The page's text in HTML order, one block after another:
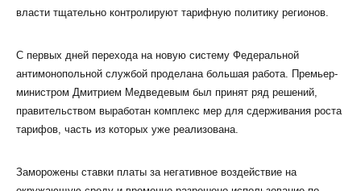
власти тщательно контролируют тарифную политику регионов.
С первых дней перехода на новую систему Федеральной
антимонопольной службой проделана большая работа. Премьер-
министром Дмитрием Медведевым был принят ряд решений,
правительством выработан комплекс мер для сдерживания роста
тарифов, часть из которых уже реализована.
Заморожены ставки платы за негативное воздействие на